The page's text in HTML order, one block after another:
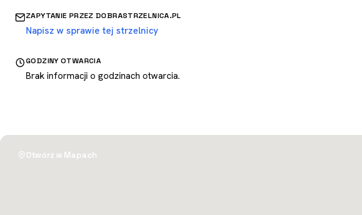
ZAPYTANIE PRZEZ DOBRASTRZELNICA.PL
Napisz w sprawie tej strzelnicy
GODZINY OTWARCIA
Brak informacji o godzinach otwarcia.
Otwórz w Mapach